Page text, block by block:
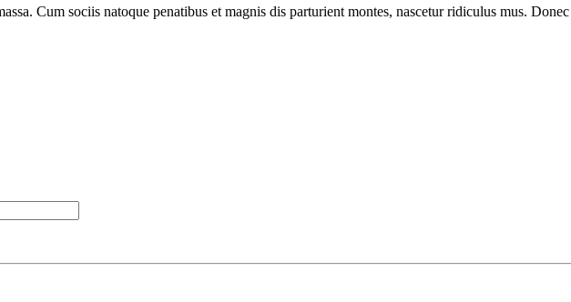
Cum sociis natoque penatibus et magnis dis parturient montes, nascetur ridiculus mus.